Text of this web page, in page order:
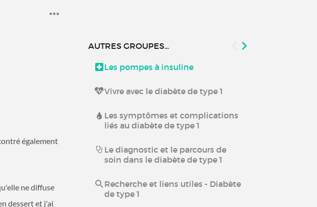
également
ne diffuse
dessert et j'ai
AUTRES GROUPES...
Les pompes à insuline
Vivre avec le diabète de type 1
Les symptômes et complications
liés au diabète de type 1
Le diagnostic et le parcours de
soin dans le diabète de type 1
Recherche et liens utiles - Diabète
de type 1